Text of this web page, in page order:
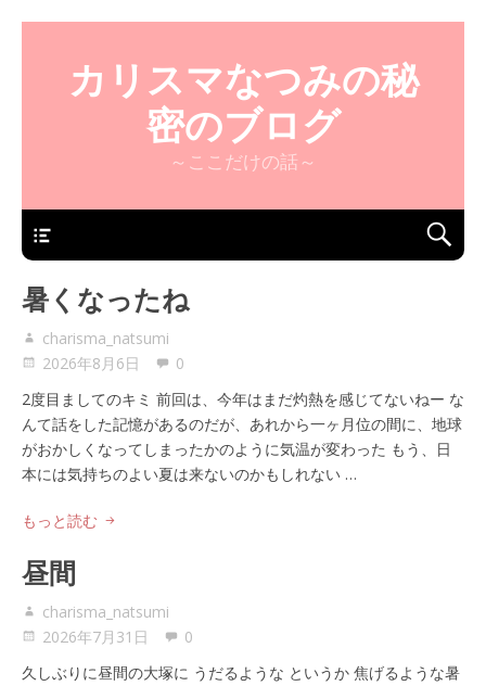
カリスマなつみの秘
密のブログ
～ここだけの話～
暑くなったね
charisma_natsumi
2026年8月6日
0
2度目ましてのキミ 前回は、今年はまだ灼熱を感じてないねー な
んて話をした記憶があるのだが、あれから一ヶ月位の間に、地球
がおかしくなってしまったかのように気温が変わった もう、日
本には気持ちのよい夏は来ないのかもしれない …
もっと読む
昼間
charisma_natsumi
2026年7月31日
0
久しぶりに昼間の大塚に うだるような というか 焦げるような暑